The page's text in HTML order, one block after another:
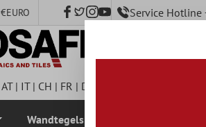
€EURO Service
AT| IT| CH | FR | DE
Wandtegels